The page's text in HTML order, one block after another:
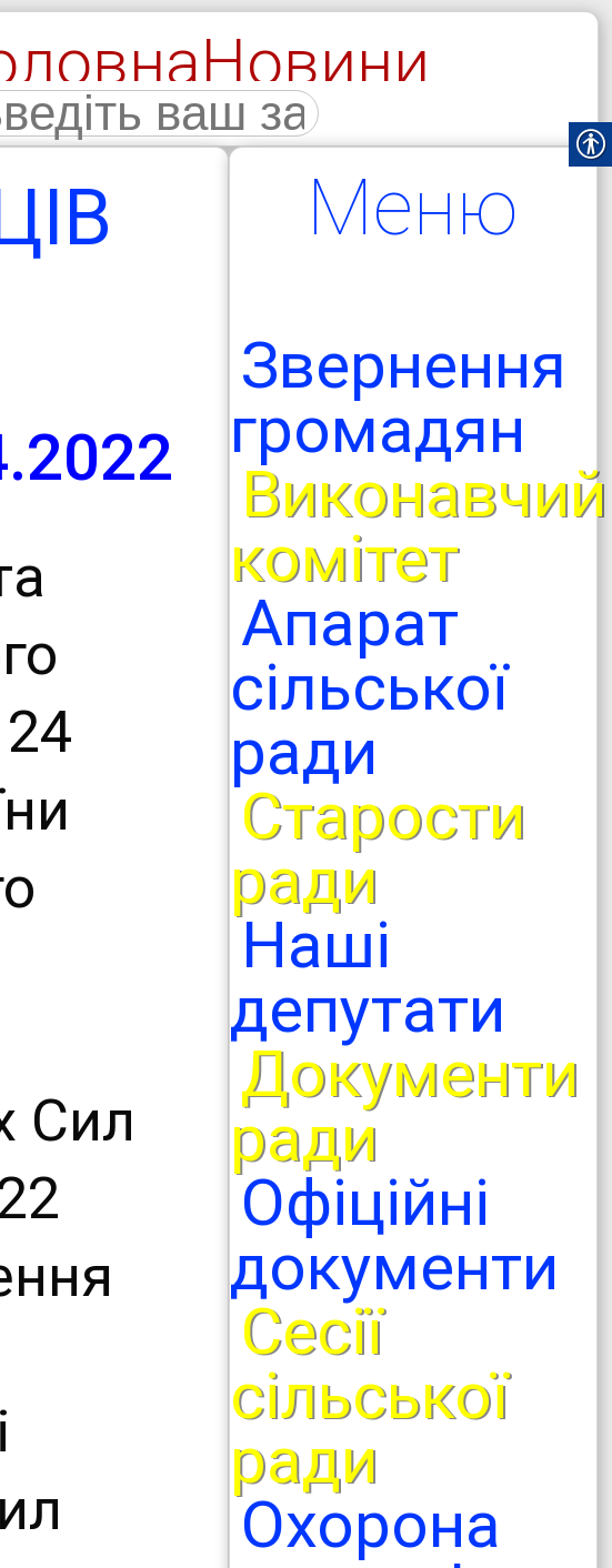
Новини
Сил
Меню
Звернення
громадян
Виконавчий
комітет
Апарат
сільської
ради
Старости
ради
Наші
депутати
Документи
ради
Офіційні
документи
Сесії
сільської
ради
Охорона